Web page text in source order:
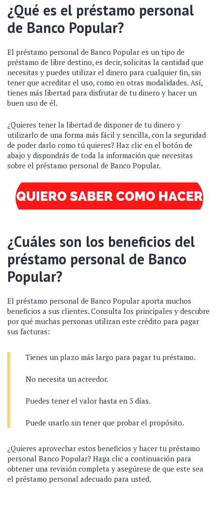
¿Qué es el préstamo personal
de Banco Popular?
El préstamo personal de Banco Popular es un tipo de
préstamo de libre destino, es decir, solicitas la cantidad que
necesitas y puedes utilizar el dinero para cualquier fin, sin
tener que acreditar el uso, como en otras modalidades. Así,
tienes más libertad para disfrutar de tu dinero y hacer un
buen uso de él.
¿Quieres tener la libertad de disponer de tu dinero y
utilizarlo de una forma más fácil y sencilla, con la seguridad
de poder darlo como tú quieres? Haz clic en el botón de
abajo y dispondrás de toda la información que necesitas
sobre el préstamo personal de Banco Popular.
¿Cuáles son los beneficios del
préstamo personal de Banco
Popular?
El préstamo personal de Banco Popular aporta muchos
beneficios a sus clientes. Consulta los principales y descubre
por qué muchas personas utilizan este crédito para pagar
sus facturas:
Tienes un plazo más largo para pagar tu préstamo.
No necesita un acreedor.
Puedes tener el valor hasta en 3 días.
Puede usarlo sin tener que probar el propósito.
¿Quieres aprovechar estos beneficios y hacer tu préstamo
personal Banco Popular? Haga clic a continuación para
obtener una revisión completa y asegúrese de que este sea
el préstamo personal adecuado para usted.